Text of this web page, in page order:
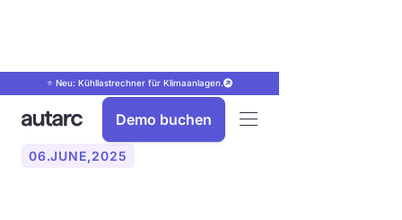
⭐ Neu: Kühllastrechner für Klimaanlagen.
Demo buchen
06.JUNE,2025